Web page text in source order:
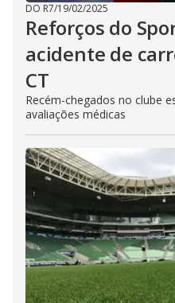
DO R7/19/02/2025
Reforços do
acidente de
CT
Recém-chegados no clube
avaliações médicas